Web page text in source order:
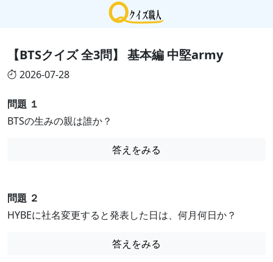
【BTSクイズ 全3問】 基本編 中堅army
2026-07-28
問題 １
BTSの生みの親は誰か？
答えをみる
問題 ２
HYBEに社名変更すると発表した日は、何月何日か？
答えをみる